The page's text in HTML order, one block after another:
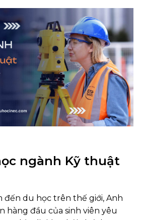
ngành Kỹ thuật
đến du học trên thế giới, Anh
hàng đầu của sinh viên yêu